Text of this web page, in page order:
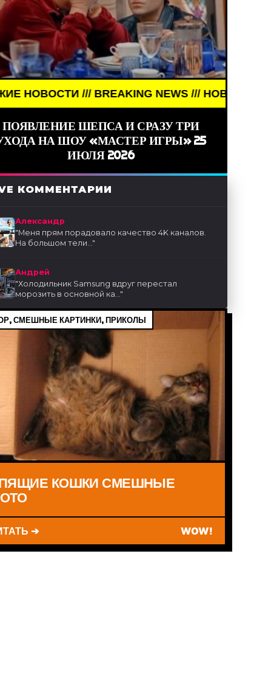
/// BREAKING NEWS /// НОВОСТИ (СМИ) ///
ПОЯВЛЕНИЕ ШЕПСА И СРАЗУ ТРИ
НА ШОУ «МАСТЕР ИГРЫ» 25
ИЮЛЯ 2026
КОММЕНТАРИИ
Александр
"Меня прям порадовало качество 4K каналов.
На большом тели..."
Андрей
"Холодильник Samsung вдруг перестал
морозить в основной ка..."
СМЕШНЫЕ КАРТИНКИ, ПРИКОЛЫ
КОШКИ СМЕШНЫЕ
➔ WOW!